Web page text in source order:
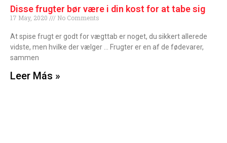
Disse frugter bør være i din kost for at tabe sig
17 May, 2020 No Comments
At spise frugt er godt for vægttab er noget, du sikkert allerede
vidste, men hvilke der vælger … Frugter er en af de fødevarer,
sammen
Leer Más »